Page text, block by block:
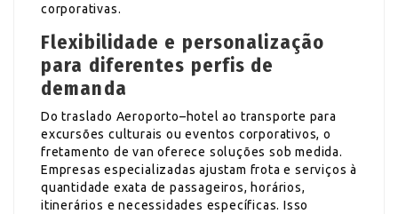
corporativas.
Flexibilidade e personalização
para diferentes perfis de
demanda
Do traslado Aeroporto–hotel ao transporte para
excursões culturais ou eventos corporativos, o
fretamento de van oferece soluções sob medida.
Empresas especializadas ajustam frota e serviços à
quantidade exata de passageiros, horários,
itinerários e necessidades específicas. Isso